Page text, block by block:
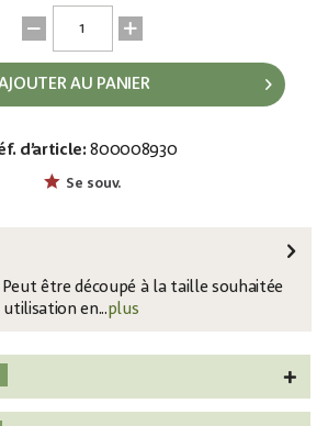
AU PANIER
d’article: 800008930
Se souv.
être découpé à la taille souhaitée
en...plus